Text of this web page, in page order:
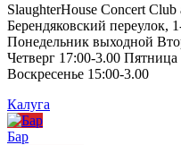
SlaughterHouse Concert
Берендяковский переулок,
Понедельник выходной
Четверг 17:00-3.00
Воскресенье 15:00-3.00
Калуга
Бар